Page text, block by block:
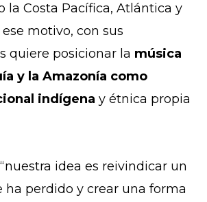
la Costa Pacífica, Atlántica y
ese motivo, con sus
quiere posicionar la música
y la Amazonía como
indígena y étnica propia
idea es reivindicar un
ha perdido y crear una forma